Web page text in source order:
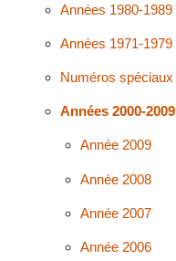
Années 1980-1989
Années 1971-1979
Numéros spéciaux
Années 2000-2009
Année 2009
Année 2008
Année 2007
Année 2006